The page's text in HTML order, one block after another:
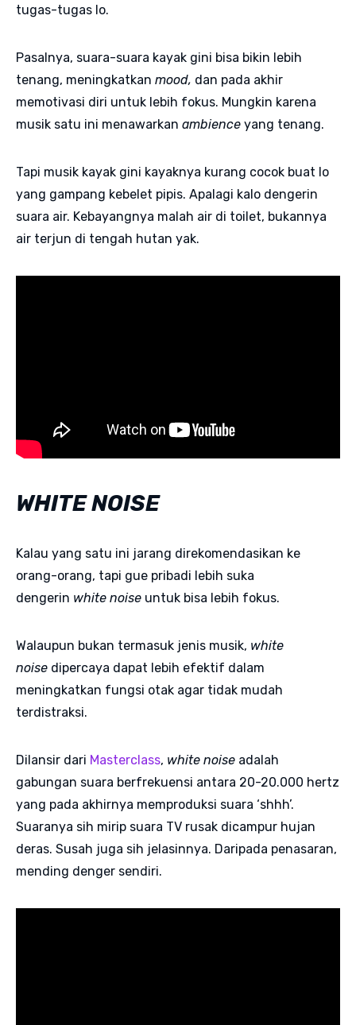
tugas-tugas lo.
Pasalnya, suara-suara kayak gini bisa bikin lebih
tenang, meningkatkan mood, dan pada akhir
memotivasi diri untuk lebih fokus. Mungkin karena
musik satu ini menawarkan ambience yang tenang.
Tapi musik kayak gini kayaknya kurang cocok buat lo
yang gampang kebelet pipis. Apalagi kalo dengerin
suara air. Kebayangnya malah air di toilet, bukannya
air terjun di tengah hutan yak.
WHITE NOISE
Kalau yang satu ini jarang direkomendasikan ke
orang-orang, tapi gue pribadi lebih suka
dengerin white noise untuk bisa lebih fokus.
Walaupun bukan termasuk jenis musik, white
noise dipercaya dapat lebih efektif dalam
meningkatkan fungsi otak agar tidak mudah
terdistraksi.
Dilansir dari Masterclass, white noise adalah
gabungan suara berfrekuensi antara 20-20.000 hertz
yang pada akhirnya memproduksi suara ‘shhh’.
Suaranya sih mirip suara TV rusak dicampur hujan
deras. Susah juga sih jelasinnya. Daripada penasaran,
mending denger sendiri.